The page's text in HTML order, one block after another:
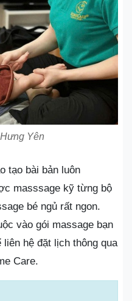
Yên
tạo bài bản luôn
masssage kỹ từng bộ
bé ngủ rất ngon.
vào gói massage bạn
hệ đặt lịch thông qua
Care.